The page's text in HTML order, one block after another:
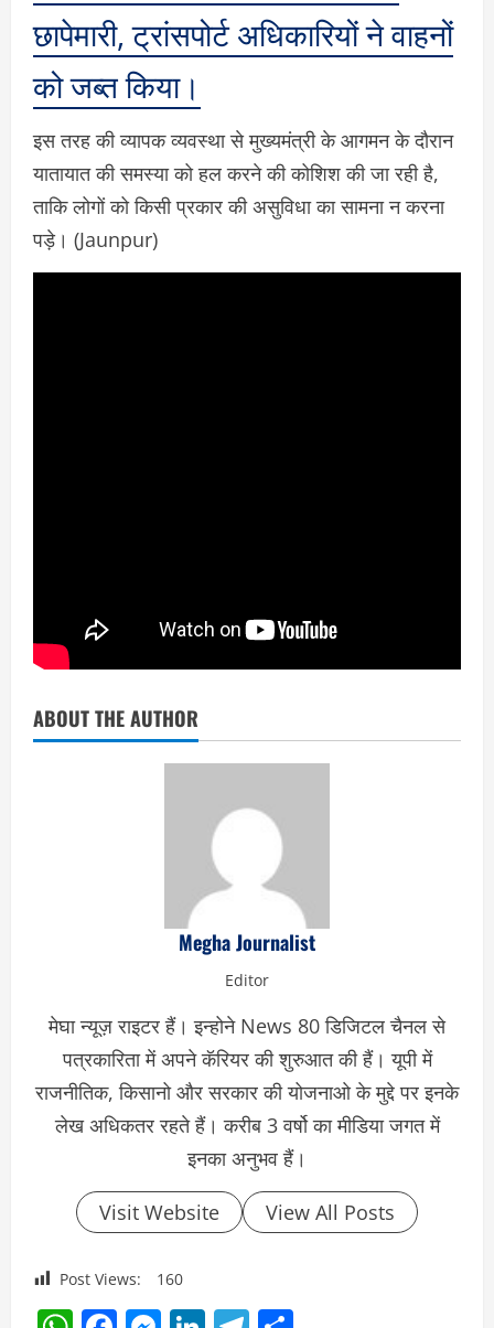
छापेमारी, ट्रांसपोर्ट अधिकारियों ने वाहनों
को जब्त किया।
इस तरह की व्यापक व्यवस्था से मुख्यमंत्री के आगमन के दौरान
यातायात की समस्या को हल करने की कोशिश की जा रही है,
ताकि लोगों को किसी प्रकार की असुविधा का सामना न करना
पड़े। (Jaunpur)
ABOUT THE AUTHOR
Megha Journalist
Editor
मेघा न्यूज़ राइटर हैं। इन्होने News 80 डिजिटल चैनल से
पत्रकारिता में अपने कॅरियर की शुरुआत की हैं। यूपी में
राजनीतिक, किसानो और सरकार की योजनाओ के मुद्दे पर इनके
लेख अधिकतर रहते हैं। करीब 3 वर्षो का मीडिया जगत में
इनका अनुभव हैं।
Visit Website View All Posts
Post Views: 160